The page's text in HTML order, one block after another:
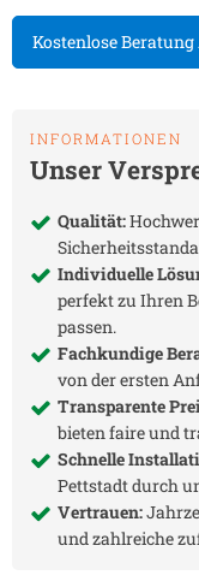
Kostenlose
INFORMATIONEN
Unser
Qualität:
Individuelle
perfekt zu Ihren
passen.
Fachkundige
von der ersten
Transparente
bieten faire und
Schnelle
Pettstadtdurch
Vertrauen:
und zahlreiche